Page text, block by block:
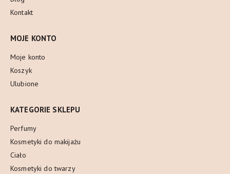
Kontakt
MOJE KONTO
Moje konto
Koszyk
Ulubione
KATEGORIE SKLEPU
Perfumy
Kosmetyki do makijażu
Ciało
Kosmetyki do twarzy